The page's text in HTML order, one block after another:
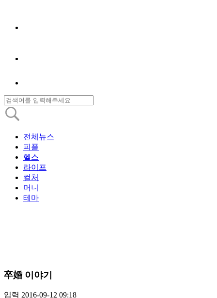
전체뉴스
피플
헬스
라이프
컬처
머니
테마
卒婚 이야기
입력 2016-09-12 09:18